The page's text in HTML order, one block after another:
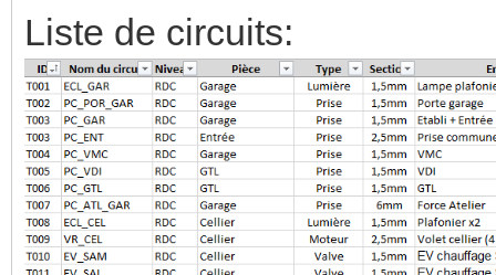
Liste de circuits: